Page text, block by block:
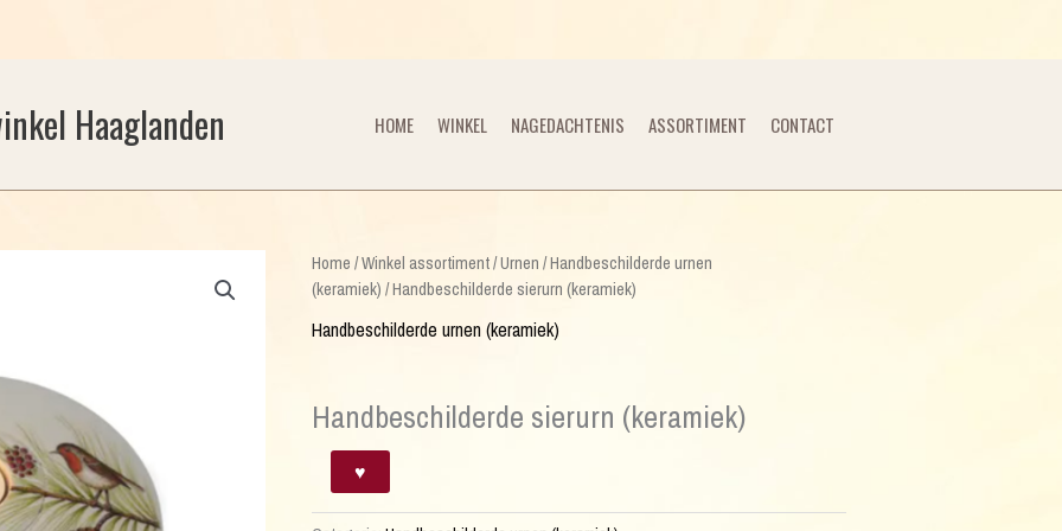
Haaglanden HOME WINKEL NAGEDACHTENIS ASSORTIMENT CONTACT
Home /Winkel assortiment/Urnen /Handbeschilderde urnen
(keramiek) / Handbeschilderde sierurn (keramiek)
Handbeschilderde urnen (keramiek)
Handbeschilderde sierurn (keramiek)
Handbeschilderde
sierurn
(keramiek)
♥